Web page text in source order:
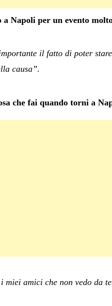
a Napoli per un evento
il fatto di poter
causa”.
che fai quando torni a
miei amici che non vedo da